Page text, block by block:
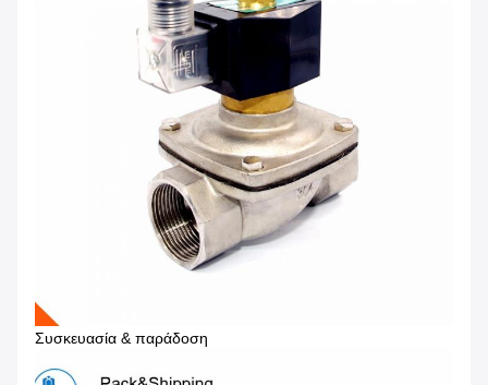
Συσκευασία & παράδοση